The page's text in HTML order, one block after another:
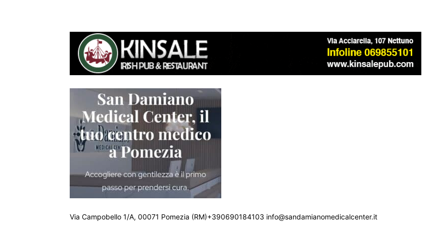
Via Campobello 1/A, 00071 Pomezia (RM)+390690184103 info@sandamianomedicalcenter.it